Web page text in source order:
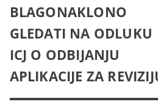
BLAGONAKLONO
GLEDATI NA ODLUKU
ICJ O ODBIJANJU
APLIKACIJE ZA